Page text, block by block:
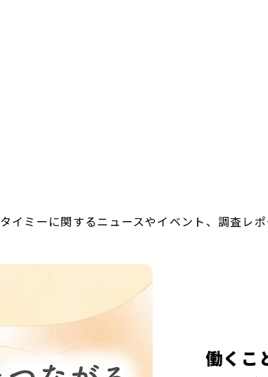
タイミーに関するニュースやイベント、調査レ
働くこ